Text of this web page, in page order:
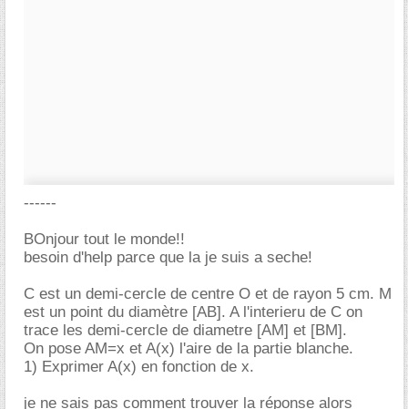
------
BOnjour tout le monde!!
besoin d'help parce que la je suis a seche!
C est un demi-cercle de centre O et de rayon 5 cm. M
est un point du diamètre [AB]. A l'interieru de C on
trace les demi-cercle de diametre [AM] et [BM].
On pose AM=x et A(x) l'aire de la partie blanche.
1) Exprimer A(x) en fonction de x.
je ne sais pas comment trouver la réponse alors